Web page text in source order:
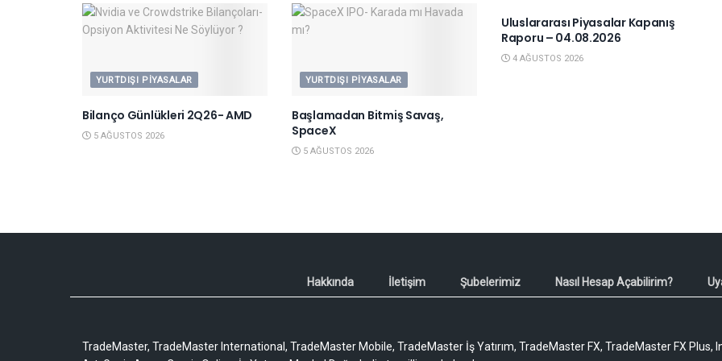
YURTDIŞI PIYASALAR
Bilanço Günlükleri 2Q26- AMD
5 AĞUSTOS 2026
YURTDIŞI PIYASALAR
Başlamadan Bitmiş Savaş,
SpaceX
5 AĞUSTOS 2026
Uluslararası Piyasalar Kapanış
Raporu – 04.08.2026
4 AĞUSTOS 2026
Hakkında İletişim Şubelerimiz Nasıl Hesap Açabilirim?
TradeMaster, TradeMaster International, TradeMaster Mobile, TradeMaster İş Yatırım, TradeMaster FX, TradeMaster FX Plus,